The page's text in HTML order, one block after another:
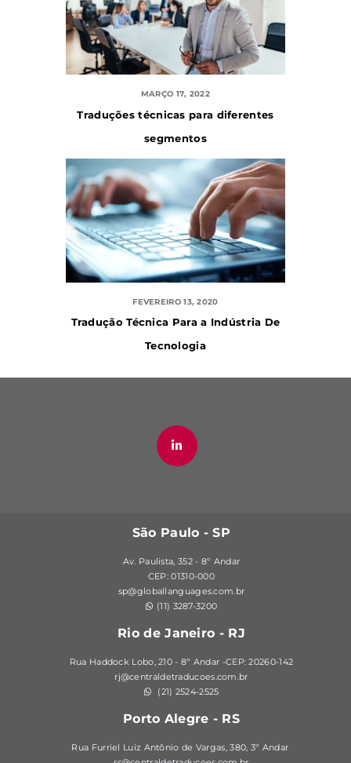
MARÇO 17, 2022
Traduções técnicas para diferentes
segmentos
FEVEREIRO 13, 2020
Tradução Técnica Para a Indústria De
Tecnologia
São Paulo - SP
Av. Paulista, 352 - 8º Andar
CEP: 01310-000
sp@globallanguages.com.br
(11) 3287-3200
Rio de Janeiro - RJ
Rua Haddock Lobo, 210 - 8º Andar -CEP: 20260-142
rj@centraldetraducoes.com.br
(21) 2524-2525
Porto Alegre - RS
Rua Furriel Luiz Antônio de Vargas, 380, 3º Andar